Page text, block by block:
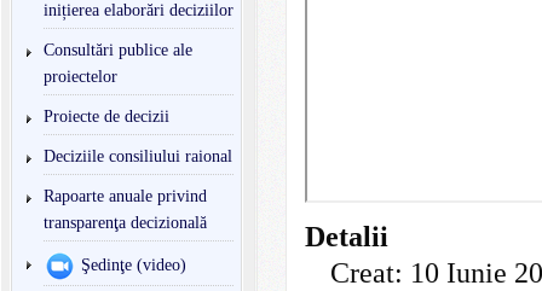
inițierea elaborări deciziilor
Consultări publice ale
proiectelor
Proiecte de decizii
Deciziile consiliului raional
Rapoarte anuale privind
transparenţa decizională
Şedinţe (video)
Detalii
Creat: 10 Iunie